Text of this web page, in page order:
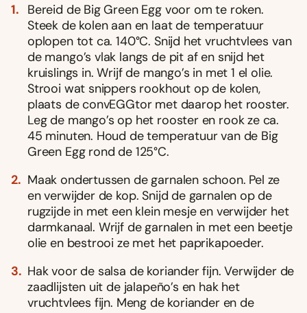
Bereid de Big Green Egg voor om te roken.
Steek de kolen aan en laat de temperatuur
oplopen tot ca. 140°C. Snijd het vruchtvlees van
de mango’s vlak langs de pit af en snijd het
kruislings in. Wrijf de mango’s in met 1 el olie.
Strooi wat snippers rookhout op de kolen,
plaats de convEGGtor met daarop het rooster.
Leg de mango’s op het rooster en rook ze ca.
45 minuten. Houd de temperatuur van de Big
Green Egg rond de 125°C.
Maak ondertussen de garnalen schoon. Pel ze
en verwijder de kop. Snijd de garnalen op de
rugzijde in met een klein mesje en verwijder het
darmkanaal. Wrijf de garnalen in met een beetje
olie en bestrooi ze met het paprikapoeder.
Hak voor de salsa de koriander fijn. Verwijder de
zaadlijsten uit de jalapeño’s en hak het
vruchtvlees fijn. Meng de koriander en de